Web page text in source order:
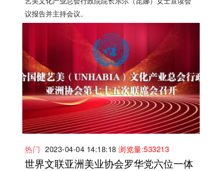
议报告并主持会议。
热门 2023-04-04 14:18:18 浏览量:533213
世界文联亚洲美业协会罗华党六位一体